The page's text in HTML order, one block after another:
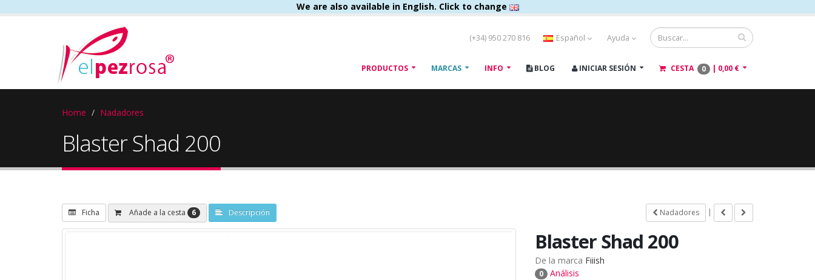
We are also available in English. Click to change
(+34) 950 270 816 Español Ayuda
PRODUCTOS MARCAS INFO BLOG INICIAR SESIÓN CESTA 0 | 0,00 €
Home Nadadores
Blaster Shad 200
Ficha Añade a la cesta 6 Descripción Nadadores |
Blaster Shad 200
De la marca Fiiish
0 Análisis